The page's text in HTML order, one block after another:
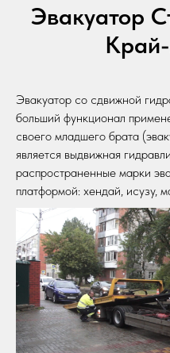
Эвакуатор
Эвакуатор со сдвижной
больший функционал
своего младшего брата
является выдвижная
распространенные марки
платформой: хендай, исузу,